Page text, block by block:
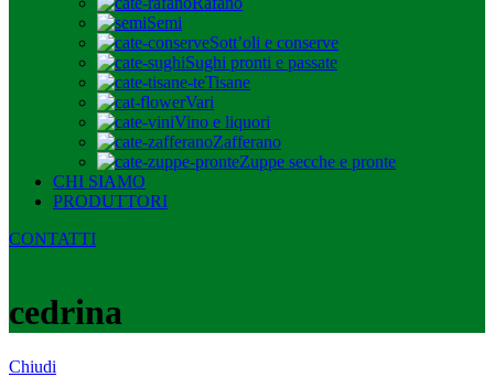
Semi
Sott’oli e conserve
Sughi pronti e passate
Tisane
Vari
Vino e liquori
Zafferano
Zuppe secche e pronte
CHI SIAMO
PRODUTTORI
CONTATTI
cedrina
Chiudi